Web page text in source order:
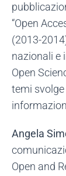
“Open
(2013-
nazionali e
Open
temi
Angela
Open and